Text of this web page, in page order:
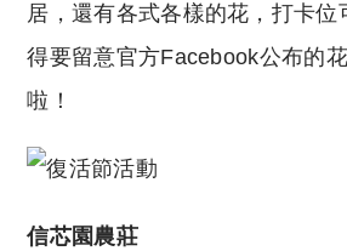
居，還有各式各樣的花，打卡位
得要留意官方Facebook公布的
啦！
信芯園農莊